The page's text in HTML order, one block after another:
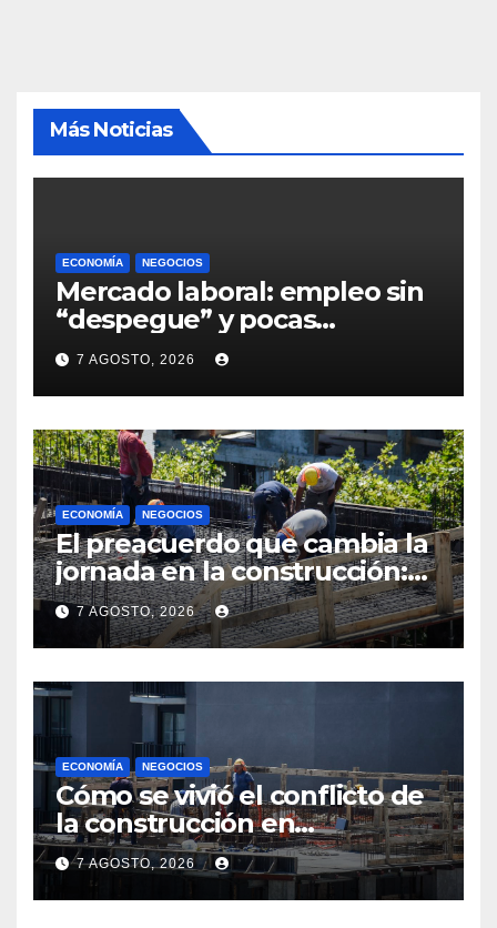
Más Noticias
ECONOMÍA NEGOCIOS
Mercado laboral: empleo sin
“despegue” y pocas
expectativas empresariales
sobre aumento de personal
7 AGOSTO, 2026
ECONOMÍA NEGOCIOS
El preacuerdo que cambia la
jornada en la construcción:
menos horas, subas reales y
convenio hasta 2031
7 AGOSTO, 2026
ECONOMÍA NEGOCIOS
Cómo se vivió el conflicto de
la construcción en
Maldonado, un
departamento donde el
sector tiene sus
7 AGOSTO, 2026